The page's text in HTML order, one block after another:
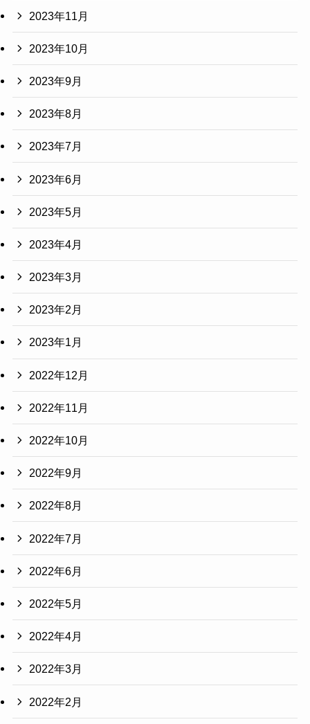
2023年11月
2023年10月
2023年9月
2023年8月
2023年7月
2023年6月
2023年5月
2023年4月
2023年3月
2023年2月
2023年1月
2022年12月
2022年11月
2022年10月
2022年9月
2022年8月
2022年7月
2022年6月
2022年5月
2022年4月
2022年3月
2022年2月